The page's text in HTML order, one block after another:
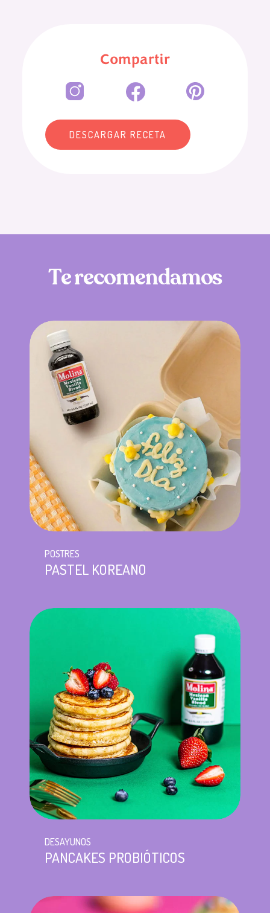
Compartir
DESCARGAR RECETA
Terecomendamos
POSTRES
PASTEL KOREANO
DESAYUNOS
PANCAKES PROBIÓTICOS